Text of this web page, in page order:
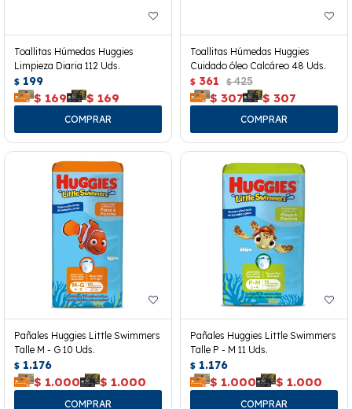
Toallitas Húmedas Huggies
Limpieza Diaria 112 Uds.
$ 199
$ 169 $ 169
Toallitas Húmedas Huggies
Cuidado óleo Calcáreo 48 Uds.
$ 361 $ 425
$ 307 $ 307
Pañales Huggies Little Swimmers
Talle M - G 10 Uds.
$ 1.176
$ 1.000 $ 1.000
Pañales Huggies Little Swimmers
Talle P - M 11 Uds.
$ 1.176
$ 1.000 $ 1.000